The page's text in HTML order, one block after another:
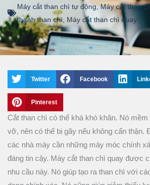
Máy cắt than chì tự động,Máy cắt than
thanh than chì
Máy cắt than chì quay
Twitter Facebook
Pinterest
Cắt than chì có thể khá khó khăn. Nó
vỡ, nên có thể bị gãy nếu không cẩn thận.
các nhà máy cần những máy móc chính
đáng tin cậy. Máy cắt than chì quay được
nhu cầu này. Nó giúp tạo ra than chì với